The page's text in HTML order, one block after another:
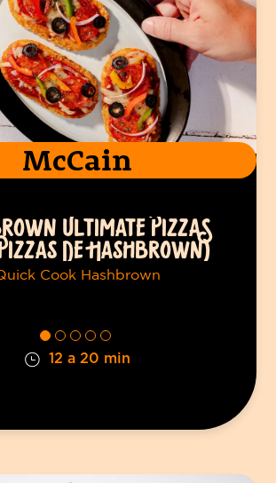
McCain
ULTIMATE PIZZAS
DE HASHBROWN)
Cook Hashbrown
12 a 20 min